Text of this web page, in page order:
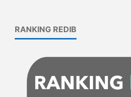
RANKING REDIB